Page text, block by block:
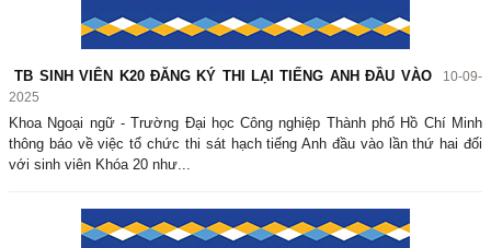
TB SINH VIÊN K20 ĐĂNG KÝ THI LẠI TIẾNG ANH ĐẦU VÀO
10-09-
2025
Khoa Ngoại ngữ - Trường Đại học Công nghiệp Thành phố Hồ Chí Minh
thông báo về việc tổ chức thi sát hạch tiếng Anh đầu vào lần thứ hai đối
với sinh viên Khóa 20 như...